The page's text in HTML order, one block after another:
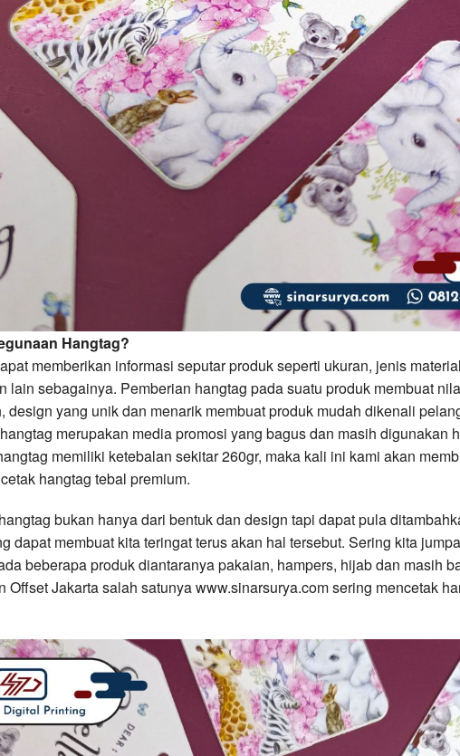
Hangtag?
memberikan informasi seputar produk seperti ukuran, jenis
lain sebagainya. Pemberian hangtag pada suatu produk membuat
design yang unik dan menarik membuat produk mudah dikenali
merupakan media promosi yang bagus dan masih digunakan
memiliki ketebalan sekitar 260gr, maka kali ini kami akan
hangtag tebal premium.
bukan hanya dari bentuk dan design tapi dapat pula
dapat membuat kita teringat terus akan hal tersebut. Sering kita
beberapa produk diantaranya pakaian, hampers, hijab dan masih
Offset Jakarta salah satunya www.sinarsurya.com sering mencetak